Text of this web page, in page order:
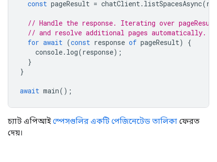
const pageResult = chatClient. listSpacesAsync(
// Handle the response. Iterating over
// and resolve additional pages automatically.
for await (const response of pageResult)
{
console. log(response);
}
}
await main();
চ্যাট এপিআইস্পেসগুলির একটি পেজিনেটেড তালিকা ফেরত
দেয়।